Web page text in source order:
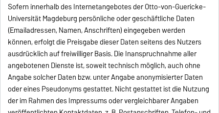
Sofern innerhalb des Internetangebotes der Otto-von-Guericke-
Universität Magdeburg persönliche oder geschäftliche Daten
(Emailadressen, Namen, Anschriften) eingegeben werden
können, erfolgt die Preisgabe dieser Daten seitens des Nutzers
ausdrücklich auf freiwilliger Basis. Die Inanspruchnahme aller
angebotenen Dienste ist, soweit technisch möglich, auch ohne
Angabe solcher Daten bzw. unter Angabe anonymisierter Daten
oder eines Pseudonyms gestattet. Nicht gestattet ist die Nutzung
der im Rahmen des Impressums oder vergleichbarer Angaben